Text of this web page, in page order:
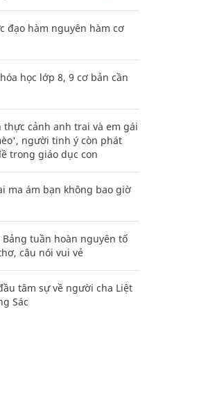
đạo hàm nguyên hàm cơ
học lớp 8, 9 cơ bản cần
thực cảnh anh trai và em gái
người tinh ý còn phát
trong giáo dục con
ma ám bạn không bao giờ
Bảng tuần hoàn nguyên tố
câu nói vui vẻ
tâm sự về người cha Liệt
Sác